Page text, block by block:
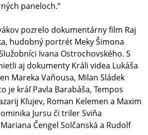
paneloch.“
pozrelo dokumentárny film Raj
hudobný portrét Meky Šimona
Ivana Ostrochovského. S
aj dokumenty Králi videa Lukáša
Mareka Vaňousa, Milan Sládek
je kráľ Pavla Barabáša, Tempos
Kľujev, Roman Kelemen a Maxim
Jursu či triler Sviňa
Čengel Solčanská a Rudolf